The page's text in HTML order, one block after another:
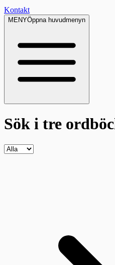
Kontakt
MENYÖppna huvudmenyn
Sök i tre